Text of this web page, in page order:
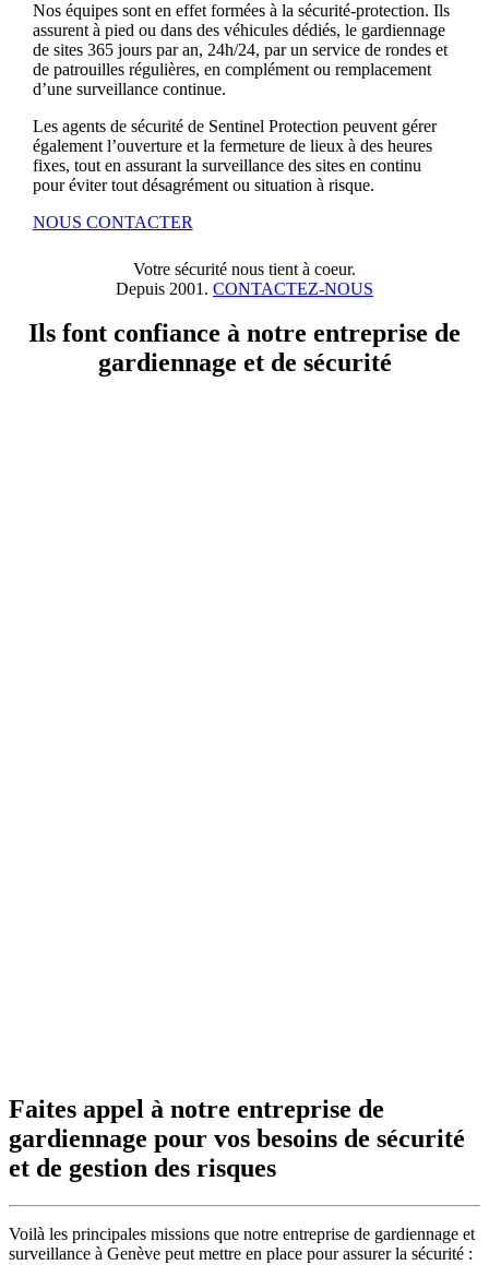
Nos équipes sont en effet formées à la sécurité-protection. Ils
assurent à pied ou dans des véhicules dédiés, le gardiennage
de sites 365 jours par an, 24h/24, par un service de rondes et
de patrouilles régulières, en complément ou remplacement
d’une surveillance continue.
Les agents de sécurité de Sentinel Protection peuvent gérer
également l’ouverture et la fermeture de lieux à des heures
fixes, tout en assurant la surveillance des sites en continu
pour éviter tout désagrément ou situation à risque.
NOUS CONTACTER
Votre sécurité nous tient à coeur.
Depuis 2001. CONTACTEZ-NOUS
Ils font confiance à notre entreprise de
gardiennage et de sécurité
Faites appel à notre entreprise de
gardiennage pour vos besoins de sécurité
et de gestion des risques
Voilà les principales missions que notre entreprise de gardiennage et
surveillance à Genève peut mettre en place pour assurer la sécurité :